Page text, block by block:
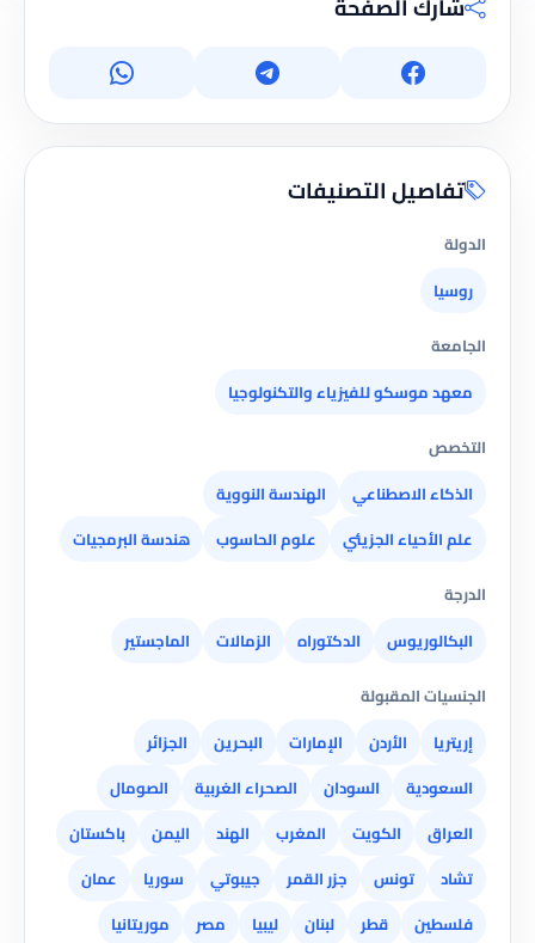
تفاصيل التصنيفات
الدولة
روسيا
الجامعة
معهد موسكو للفيزياء والتكنولوجيا
التخصص
الذكاء الاصطناعي
الهندسة النووية
علم الأحياء الجزيئي
علوم الحاسوب
هندسة البرمجيات
الدرجة
البكالوريوس
الدكتوراه الزمالات
الماجستير
الجنسيات المقبولة
إريتريا
الأردن الإمارات البحرين
الجزائر
السعودية
السودان الصحراء الغربية
الصومال
العراق
الكويت المغرب الهند اليمن
باكستان
تشاد
تونس جزر القمر جيبوتي سوريا
عمان
فلسطين
قطر لبنان ليبيا مصر
موريتانيا